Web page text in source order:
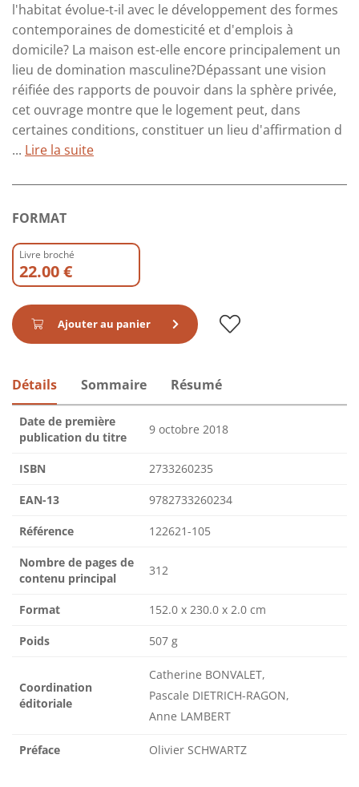
l'habitat évolue-t-il avec le développement des formes
contemporaines de domesticité et d'emplois à
domicile? La maison est-elle encore principalement un
lieu de domination masculine?Dépassant une vision
réifiée des rapports de pouvoir dans la sphère privée,
cet ouvrage montre que le logement peut, dans
certaines conditions, constituer un lieu d'affirmation d
... Lire la suite
FORMAT
Livre broché
22.00 €
Ajouter au panier
Détails Sommaire Résumé
Date de première
publication du titre
9 octobre 2018
ISBN 2733260235
EAN-13 9782733260234
Référence 122621-105
Nombre de pages de
contenu principal
312
Format 152.0 x 230.0 x 2.0 cm
Poids 507 g
Coordination
éditoriale
Catherine BONVALET,
Pascale DIETRICH-RAGON,
Anne LAMBERT
Préface Olivier SCHWARTZ